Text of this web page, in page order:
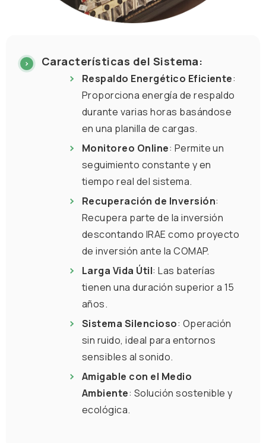
Características del Sistema:
Respaldo Energético Eficiente:
Proporciona energía de respaldo
durante varias horas basándose
en una planilla de cargas.
Monitoreo Online: Permite un
seguimiento constante y en
tiempo real del sistema.
Recuperación de Inversión:
Recupera parte de la inversión
descontando IRAE como proyecto
de inversión ante la COMAP.
Larga Vida Útil: Las baterías
tienen una duración superior a 15
años.
Sistema Silencioso: Operación
sin ruido, ideal para entornos
sensibles al sonido.
Amigable con el Medio
Ambiente: Solución sostenible y
ecológica.